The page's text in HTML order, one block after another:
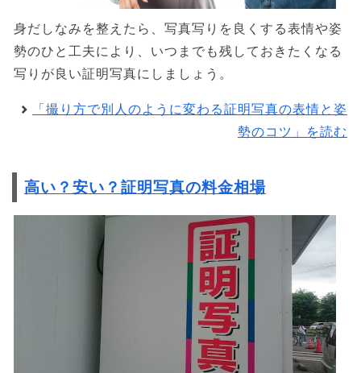
身だしなみを整えたら、写真写りを良くする表情や姿
勢のひと工夫により、いつまでも残しておきたくなる
写りが良い証明写真にしましょう。
「撮り方で別人のように変わる証明写真の表情と姿
勢のコツ」を読む
高い？安い？証明写真の料金相場